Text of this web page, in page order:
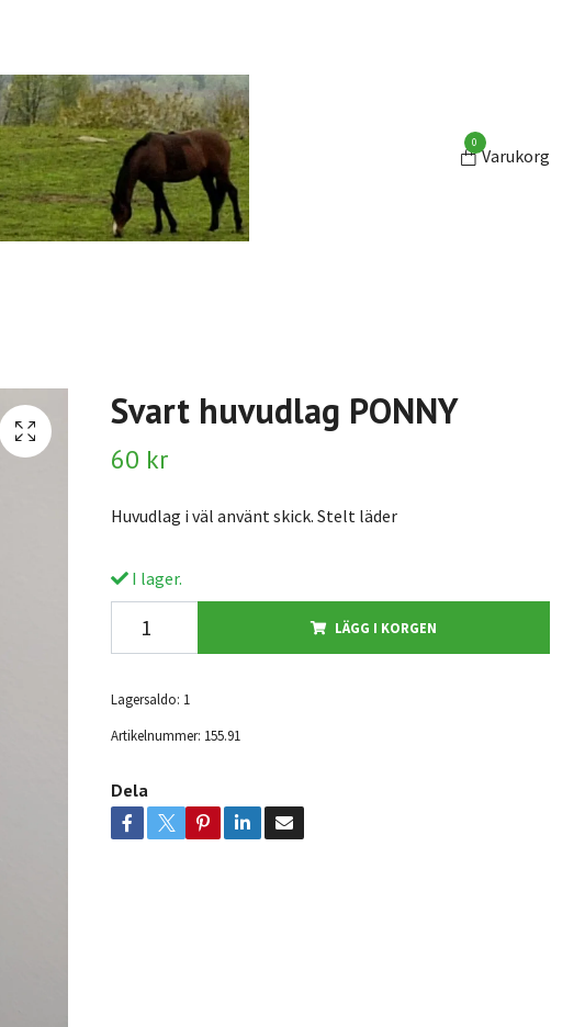
0
Varukorg
Svart huvudlag PONNY
60 kr
Huvudlag i väl använt skick. Stelt läder
I lager.
LÄGG I KORGEN
Lagersaldo: 1
Artikelnummer: 155.91
Dela